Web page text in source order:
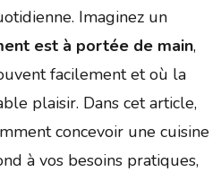
Imaginez un
est à portée de main,
facilement et où la
plaisir. Dans cet article,
concevoir une cuisine
à vos besoins pratiques,